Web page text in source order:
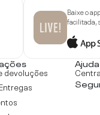
Baixe o app
facilitada,
devoluções
Ajuda